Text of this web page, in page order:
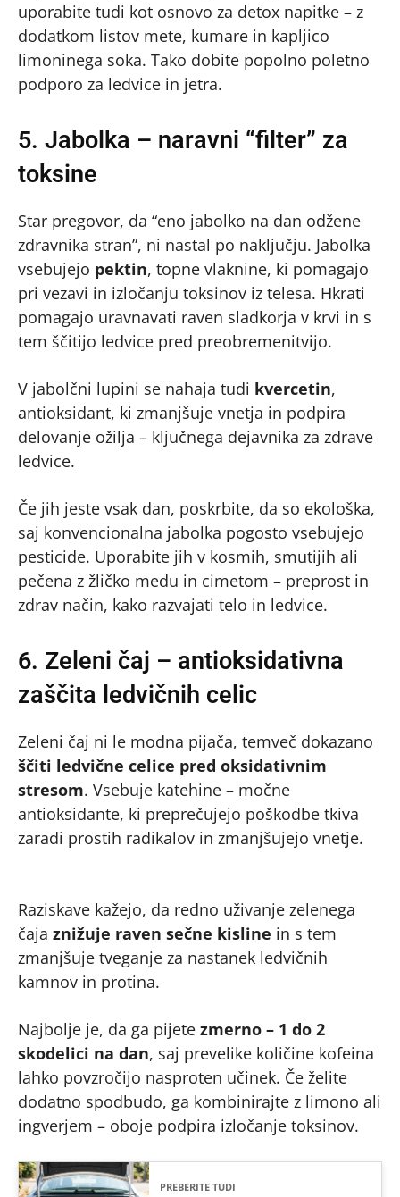
uporabite tudi kot osnovo za detox napitke – z
dodatkom listov mete, kumare in kapljico
limoninega soka. Tako dobite popolno poletno
podporo za ledvice in jetra.
5. Jabolka – naravni “filter” za
toksine
Star pregovor, da “eno jabolko na dan odžene
zdravnika stran”, ni nastal po naključju. Jabolka
vsebujejo pektin, topne vlaknine, ki pomagajo
pri vezavi in izločanju toksinov iz telesa. Hkrati
pomagajo uravnavati raven sladkorja v krvi in s
tem ščitijo ledvice pred preobremenitvijo.
V jabolčni lupini se nahaja tudi kvercetin,
antioksidant, ki zmanjšuje vnetja in podpira
delovanje ožilja – ključnega dejavnika za zdrave
ledvice.
Če jih jeste vsak dan, poskrbite, da so ekološka,
saj konvencionalna jabolka pogosto vsebujejo
pesticide. Uporabite jih v kosmih, smutijih ali
pečena z žličko medu in cimetom – preprost in
zdrav način, kako razvajati telo in ledvice.
6. Zeleni čaj – antioksidativna
zaščita ledvičnih celic
Zeleni čaj ni le modna pijača, temveč dokazano
ščiti ledvične celice pred oksidativnim
stresom. Vsebuje katehine – močne
antioksidante, ki preprečujejo poškodbe tkiva
zaradi prostih radikalov in zmanjšujejo vnetje.
Raziskave kažejo, da redno uživanje zelenega
čaja znižuje raven sečne kisline in s tem
zmanjšuje tveganje za nastanek ledvičnih
kamnov in protina.
Najbolje je, da ga pijete zmerno – 1 do 2
skodelici na dan, saj prevelike količine kofeina
lahko povzročijo nasproten učinek. Če želite
dodatno spodbudo, ga kombinirajte z limono ali
ingverjem – oboje podpira izločanje toksinov.
PREBERITE TUDI